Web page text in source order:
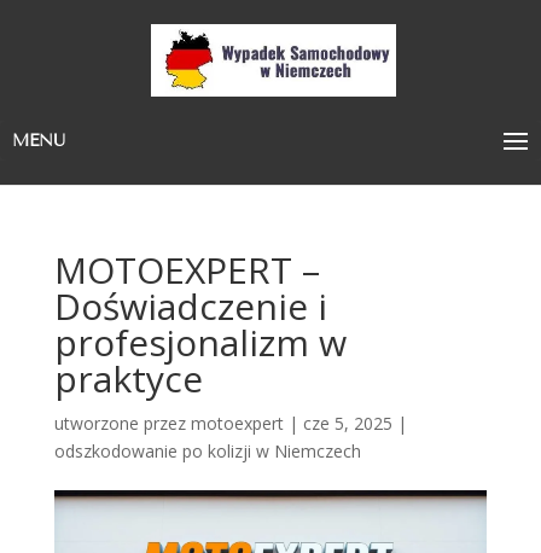
MENU
MOTOEXPERT –
Doświadczenie i
profesjonalizm w
praktyce
utworzone przez motoexpert| cze 5, 2025 |
odszkodowanie po kolizji w Niemczech